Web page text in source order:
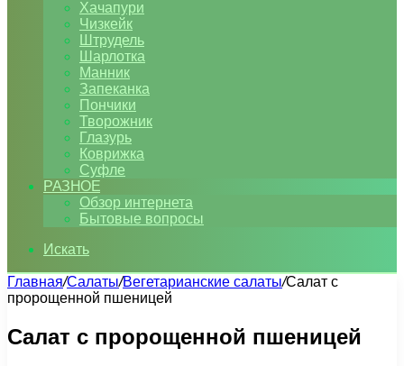
Хачапури
Чизкейк
Штрудель
Шарлотка
Манник
Запеканка
Пончики
Творожник
Глазурь
Коврижка
Суфле
РАЗНОЕ
Обзор интернета
Бытовые вопросы
Искать
Главная/Салаты/Вегетарианские салаты/Салат с
пророщенной пшеницей
Салат с пророщенной пшеницей